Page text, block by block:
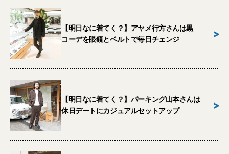
【明日なに着てく？】アヤメ行方さんは黒
コーデを眼鏡とベルトで毎日チェンジ
>
【明日なに着てく？】パーキング山本さんは
休日デートにカジュアルセットアップ
>